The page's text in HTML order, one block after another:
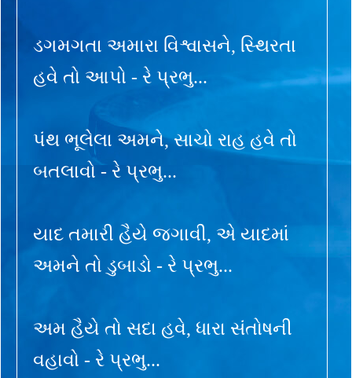
ડગમગતા અમારા વિશ્વાસને, સ્થિરતા
હવે તો આપો - રે પ્રભુ...
પંથ ભૂલેલા અમને, સાચો રાહ હવે તો
બતલાવો - રે પ્રભુ...
યાદ તમારી હૈયે જગાવી, એ યાદમાં
અમને તો ડુબાડો - રે પ્રભુ...
અમ હૈયે તો સદા હવે, ધારા સંતોષની
વહાવો - રે પ્રભુ...